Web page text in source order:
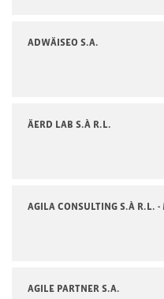
ADWÄISEO S.A.
ÄERD LAB S.À R.L.
AGILA CONSULTING S.À R.L. -
AGILE PARTNER S.A.